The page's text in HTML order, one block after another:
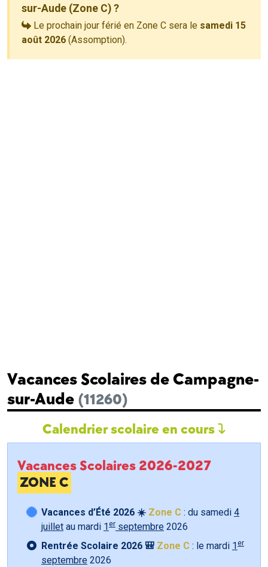
sur-Aude (Zone C) ?
Le prochain jour férié en Zone C sera le samedi 15
août 2026 (Assomption).
Vacances Scolaires de Campagne-
sur-Aude (11260)
Calendrier scolaire en cours
Vacances Scolaires 2026-2027
ZONE C
Vacances d’Été 2026 ☀️ Zone C : du samedi 4
juillet au mardi 1 er septembre 2026
Rentrée Scolaire 2026 🎒 Zone C : le mardi 1 er
septembre 2026